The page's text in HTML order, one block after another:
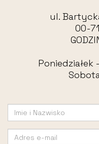
ul.
00-
Poniedziałek